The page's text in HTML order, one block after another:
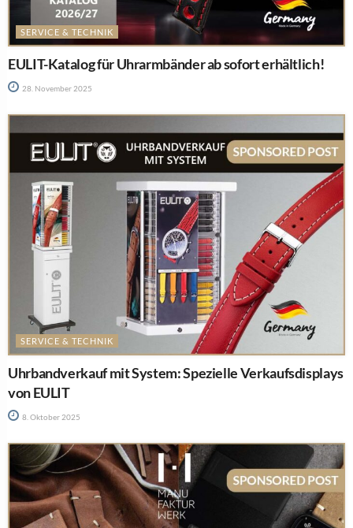
SERVICE & TECHNIK
EULIT-Katalog für Uhrarmbänder ab sofort erhältlich!
28. November 2025
SERVICE & TECHNIK
Uhrbandverkauf mit System: Spezielle Verkaufsdisplays
von EULIT
8. Oktober 2025